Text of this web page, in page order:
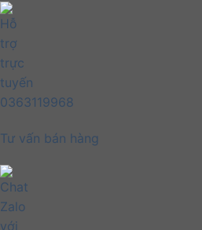
0363119968
Tư vấn bán hàng